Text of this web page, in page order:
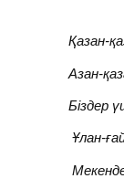
Қазан-
Азан-қазан
Біздер үшін
Ұлан-ғайыр
Мекендеген